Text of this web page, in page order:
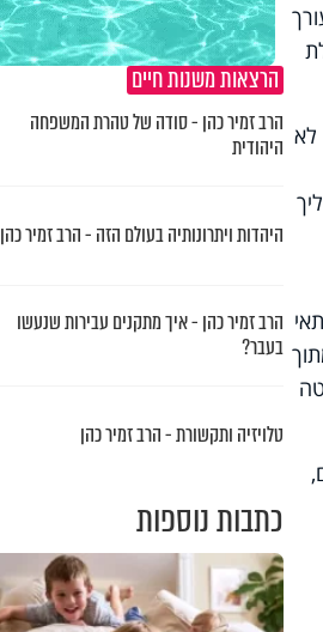
לא
הרצאות משנות חיים
הרב זמיר כהן - סודה של טהרת המשפחה
היהודית
היהדות ויתרונותיה בעולם הזה - הרב זמיר כהן
הרב זמיר כהן - איך מתקנים עבירות שנעשו
בעבר?
טלויזיה ותקשורת - הרב זמיר כהן
כתבות נוספות